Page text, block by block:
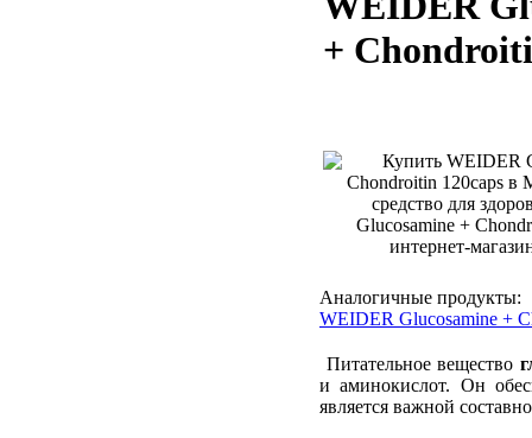
+
Аналогичные продукты:
WEIDER Glucosamine +
Питательное вещество
и аминокислот. Он
является важной